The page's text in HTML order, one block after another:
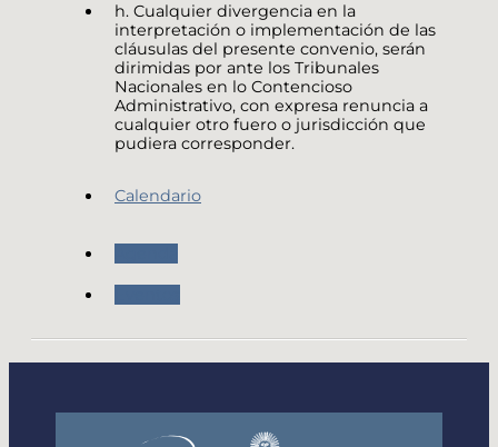
h. Cualquier divergencia en la
interpretación o implementación de las
cláusulas del presente convenio, serán
dirimidas por ante los Tribunales
Nacionales en lo Contencioso
Administrativo, con expresa renuncia a
cualquier otro fuero o jurisdicción que
pudiera corresponder.
Calendario